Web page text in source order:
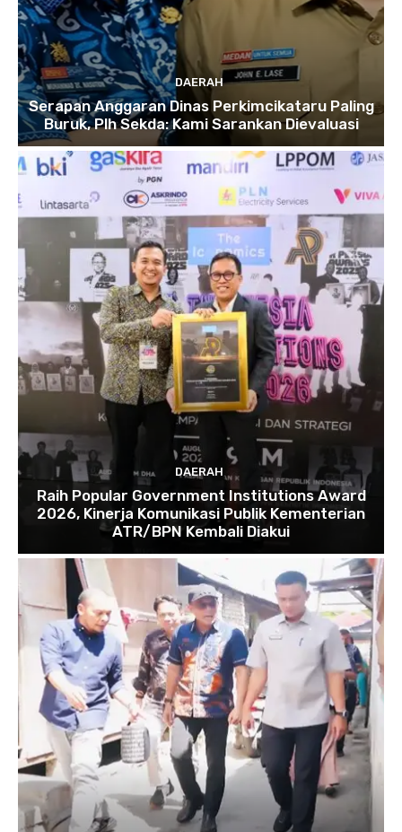
DAERAH
Serapan Anggaran Dinas Perkimcikataru Paling
Buruk, Plh Sekda: Kami Sarankan Dievaluasi
DAERAH
Raih Popular Government Institutions Award
2026, Kinerja Komunikasi Publik Kementerian
ATR/BPN Kembali Diakui